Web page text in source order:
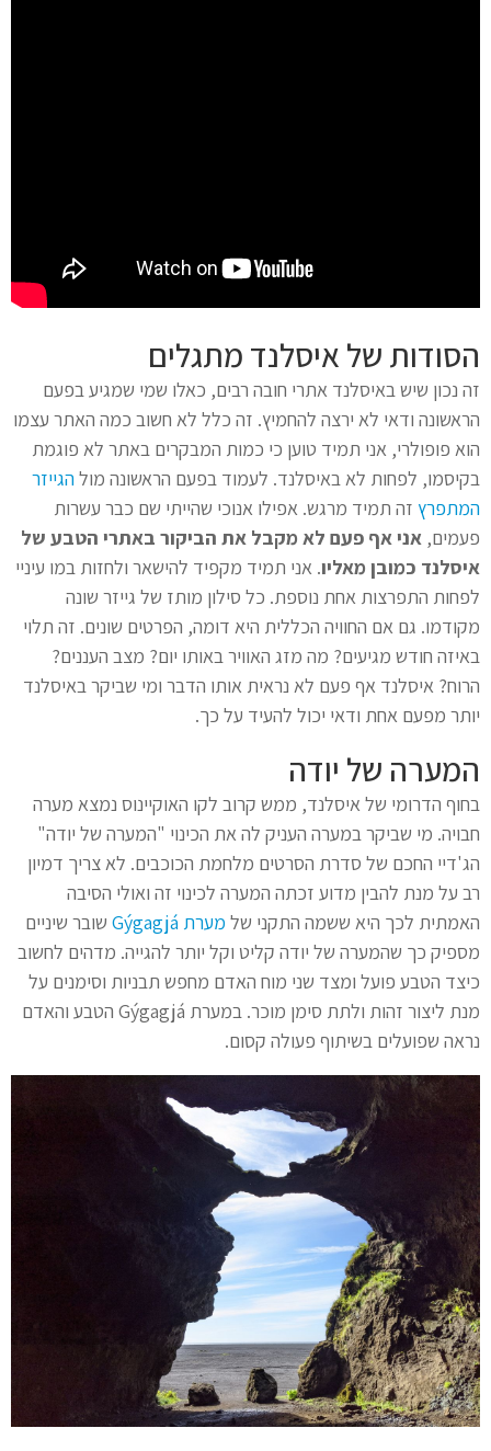
הסודות של איסלנד מתגלים
זה נכון שיש באיסלנד אתרי חובה רבים, כאלו שמי שמגיע בפעם
הראשונה ודאי לא ירצה להחמיץ. זה כלל לא חשוב כמה האתר עצמו
הוא פופולרי, אני תמיד טוען כי כמות המבקרים באתר לא פוגמת
בקיסמו, לפחות לא באיסלנד. לעמוד בפעם הראשונה מולהגייזר
המתפרץזה תמיד מרגש. אפילו אנוכי שהייתי שם כבר עשרות
פעמים, אני אף פעם לא מקבל את הביקור באתרי הטבע של
איסלנד כמובן מאליו. אני תמיד מקפיד להישאר ולחזות במו עיניי
לפחות התפרצות אחת נוספת. כל סילון מותז של גייזר שונה
מקודמו. גם אם החוויה הכללית היא דומה, הפרטים שונים. זה תלוי
באיזה חודש מגיעים? מה מזג האוויר באותו יום? מצב העננים?
הרוח? איסלנד אף פעם לא נראית אותו הדבר ומי שביקר באיסלנד
יותר מפעם אחת ודאי יכול להעיד על כך.
המערה של יודה
בחוף הדרומי של איסלנד, ממש קרוב לקו האוקיינוס נמצא מערה
חבויה. מי שביקר במערה העניק לה את הכינוי "המערה של יודה"
הג'דיי החכם של סדרת הסרטים מלחמת הכוכבים. לא צריך דמיון
רב על מנת להבין מדוע זכתה המערה לכינוי זה ואולי הסיבה
האמתית לכך היא ששמה התקני שלמערת Gýgagjá
שובר שיניים
מספיק כך שהמערה של יודה קליט וקל יותר להגייה. מדהים לחשוב
כיצד הטבע פועל ומצד שני מוח האדם מחפש תבניות וסימנים על
מנת ליצור זהות ולתת סימן מוכר. במערת Gýgagjá הטבע והאדם
נראה שפועלים בשיתוף פעולה קסום.